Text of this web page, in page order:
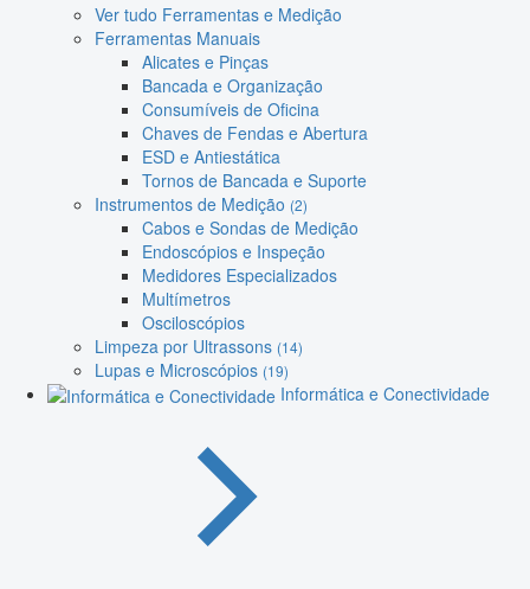
Ver tudo Ferramentas e Medição
Ferramentas Manuais
Alicates e Pinças
Bancada e Organização
Consumíveis de Oficina
Chaves de Fendas e Abertura
ESD e Antiestática
Tornos de Bancada e Suporte
Instrumentos de Medição (2)
Cabos e Sondas de Medição
Endoscópios e Inspeção
Medidores Especializados
Multímetros
Osciloscópios
Limpeza por Ultrassons (14)
Lupas e Microscópios (19)
Informática e Conectividade